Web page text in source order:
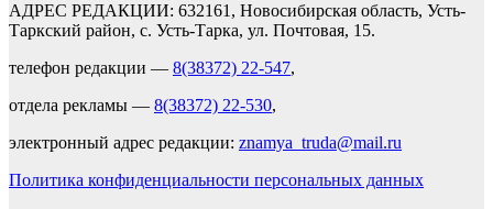
АДРЕС РЕДАКЦИИ: 632161, Новосибирская область, Усть-
Таркский район, с. Усть-Тарка, ул. Почтовая, 15.
телефон редакции — 8(38372) 22-547,
отдела рекламы — 8(38372) 22-530,
электронный адрес редакции: znamya_truda@mail.ru
Политика конфиденциальности персональных данных